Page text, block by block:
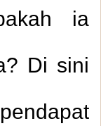
ia
Di sini